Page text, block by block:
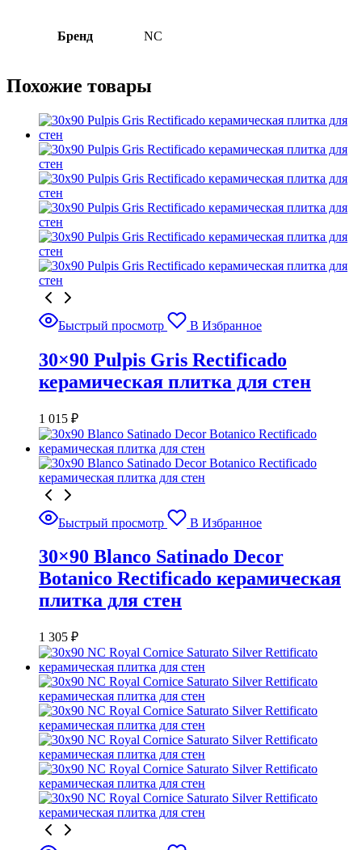
Бренд NC
Похожие товары
Быстрый просмотр В Избранное
30×90 Pulpis Gris Rectificado
керамическая плитка для стен
1 015 ₽
Быстрый просмотр В Избранное
30×90 Blanco Satinado Decor
Botanico Rectificado керамическая
плитка для стен
1 305 ₽